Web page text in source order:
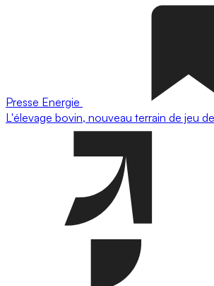
Presse Energie
L'élevage bovin, nouveau terrain de jeu